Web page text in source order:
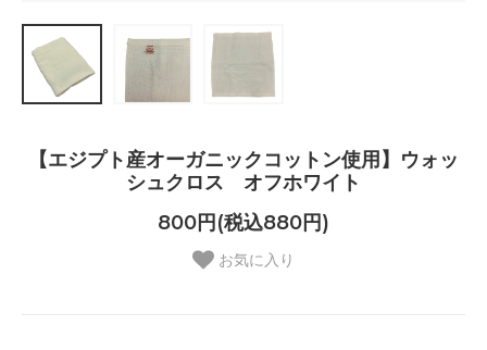
【エジプト産オーガニックコットン使用】ウォッ
シュクロス オフホワイト
800円(税込880円)
お気に入り